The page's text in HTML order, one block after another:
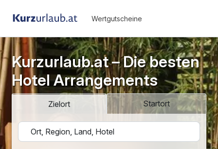
Wertgutscheine
Kurzurlaub.at – Die besten
Hotel Arrangements
Zielort Startort